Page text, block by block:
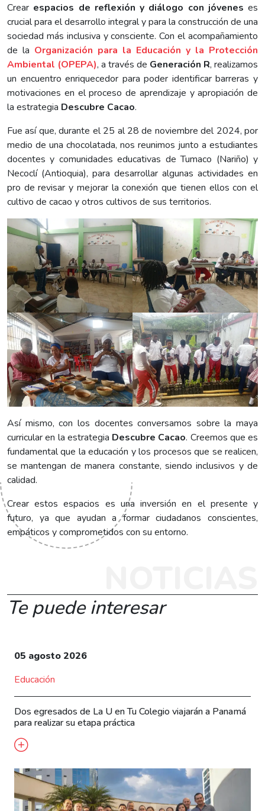
Crear espacios de reflexión y diálogo con jóvenes es
crucial para el desarrollo integral y para la construcción de una
sociedad más inclusiva y consciente. Con el acompañamiento
de la Organización para la Educación y la Protección
Ambiental (OPEPA), a través de Generación R, realizamos
un encuentro enriquecedor para poder identificar barreras y
motivaciones en el proceso de aprendizaje y apropiación de
la estrategia Descubre Cacao.
Fue así que, durante el 25 al 28 de noviembre del 2024, por
medio de una chocolatada, nos reunimos junto a estudiantes
docentes y comunidades educativas de Tumaco (Nariño) y
Necoclí (Antioquia), para desarrollar algunas actividades en
pro de revisar y mejorar la conexión que tienen ellos con el
cultivo de cacao y otros cultivos de sus territorios.
Así mismo, con los docentes conversamos sobre la maya
curricular en la estrategia Descubre Cacao. Creemos que es
fundamental que la educación y los procesos que se realicen,
se mantengan de manera constante, siendo inclusivos y de
calidad.
Crear estos espacios es una inversión en el presente y
futuro, ya que ayudan a formar ciudadanos conscientes,
empáticos y comprometidos con su entorno.
Te puede interesar
05 agosto 2026
Educación
Dos egresados de La U en Tu Colegio viajarán a Panamá
para realizar su etapa práctica